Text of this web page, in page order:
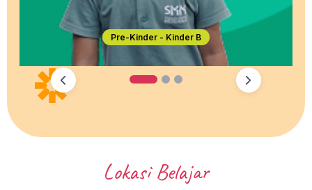
Year 1-6
3
Lokasi Belajar